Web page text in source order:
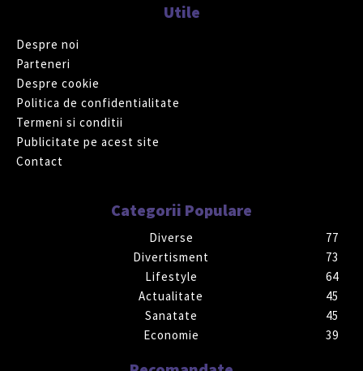
Utile
Despre noi
Parteneri
Despre cookie
Politica de confidentialitate
Termeni si conditii
Publicitate pe acest site
Contact
Categorii Populare
Diverse
77
Divertisment
73
Lifestyle
64
Actualitate
45
Sanatate
45
Economie
39